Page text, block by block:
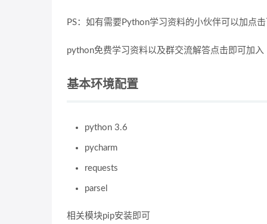
PS：如有需要Python学习资料的小伙伴可以加点
python免费学习资料以及群交流解答点击即可加入
基本环境配置
python 3.6
pycharm
requests
parsel
相关模块pip安装即可